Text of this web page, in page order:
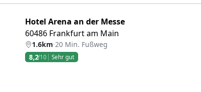
Hotel Arena an der Messe
60486 Frankfurt am Main
1.6km·20 Min. Fußweg
8,2/10 Sehr gut